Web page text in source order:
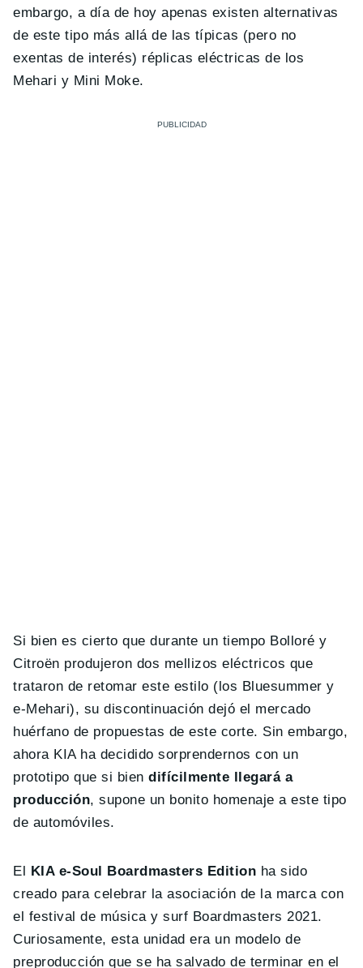
embargo, a día de hoy apenas existen alternativas
de este tipo más allá de las típicas (pero no
exentas de interés) réplicas eléctricas de los
Mehari y Mini Moke.
Si bien es cierto que durante un tiempo Bolloré y
Citroën produjeron dos mellizos eléctricos que
trataron de retomar este estilo (los Bluesummer y
e-Mehari), su discontinuación dejó el mercado
huérfano de propuestas de este corte. Sin embargo,
ahora KIA ha decidido sorprendernos con un
prototipo que si biendifícilmente llegará a
producción, supone un bonito homenaje a este tipo
de automóviles.
El KIA e-Soul Boardmasters Edition ha sido
creado para celebrar la asociación de la marca con
el festival de música y surf Boardmasters 2021.
Curiosamente, esta unidad era un modelo de
preproducción que se ha salvado de terminar en el